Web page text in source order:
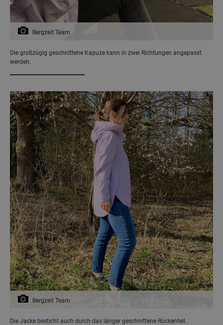
Bergzeit Team
Die großzügig geschnittene Kapuze kann in zwei Richtungen angepasst
werden.
Bergzeit Team
Die Jacke besticht auch durch das länger geschnittene Rückenteil.